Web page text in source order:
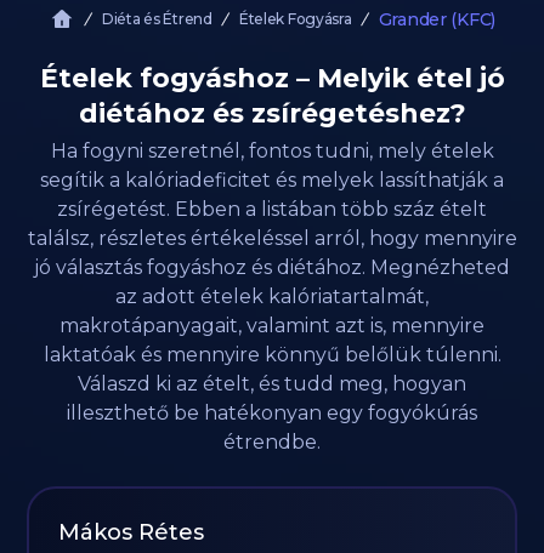
Diéta és Étrend Ételek Fogyásra Grander (KFC)
Ételek fogyáshoz – Melyik étel jó
diétához és zsírégetéshez?
Ha fogyni szeretnél, fontos tudni, mely ételek
segítik a kalóriadeficitet és melyek lassíthatják a
zsírégetést. Ebben a listában több száz ételt
találsz, részletes értékeléssel arról, hogy mennyire
jó választás fogyáshoz és diétához. Megnézheted
az adott ételek kalóriatartalmát,
makrotápanyagait, valamint azt is, mennyire
laktatóak és mennyire könnyű belőlük túlenni.
Válaszd ki az ételt, és tudd meg, hogyan
illeszthető be hatékonyan egy fogyókúrás
étrendbe.
Mákos Rétes